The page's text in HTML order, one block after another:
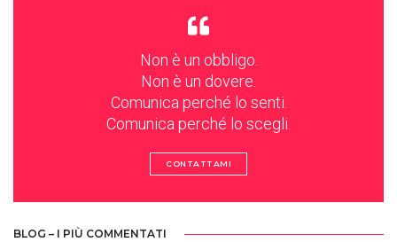
Non è un obbligo.
Non è un dovere.
Comunica perché lo senti.
Comunica perché lo scegli.
CONTATTAMI
BLOG – I PIÙ COMMENTATI